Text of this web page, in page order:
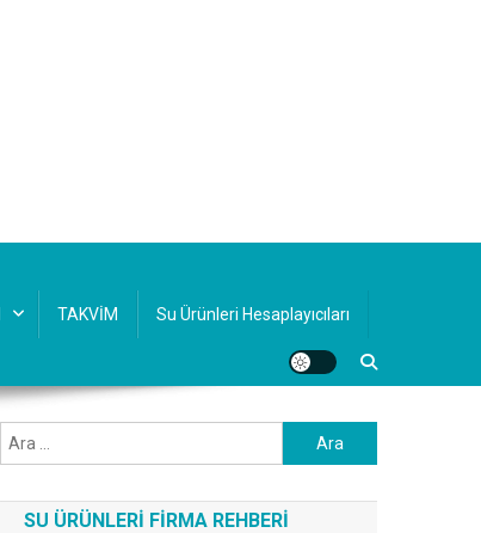
TAKVİM Su Ürünleri Hesaplayıcıları
Arama:
SU ÜRÜNLERI FIRMA REHBERI